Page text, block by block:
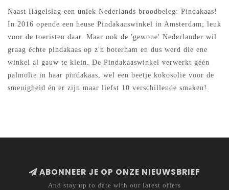
Naast Hagelslag een uniek Nederlands broodbeleg: Pindakaas!
In 2016 opende een heuse Pindakaaswinkel in Amsterdam; leuk
voor de toeristen daar. Maar ook de 'gewone' Nederlander wil
graag échte pindakaas op z'n boterham en dus werd die ene
winkel al gauw te klein. De Pindakaaswinkel verwerkt géén
palmolie in haar pindakaas, wel een beetje kokosolie voor de
smeuigheid én er zijn maar liefst 10 verschillende smaken!
ABONNEER JE OP ONZE NIEUWSBRIEF
And stay up to date with our latest offers